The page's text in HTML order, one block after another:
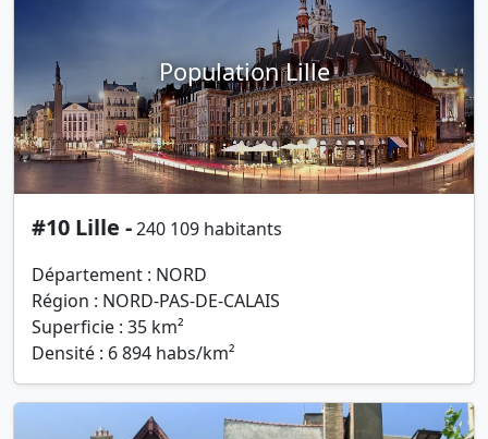
Population Lille
#10 Lille -240 109 habitants
Département : NORD
Région : NORD-PAS-DE-CALAIS
Superficie : 35 km²
Densité : 6 894 habs/km²